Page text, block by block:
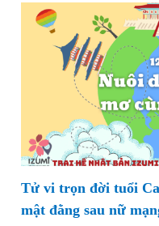
Tử vi trọn đời tuổi
mật đằng sau nữ